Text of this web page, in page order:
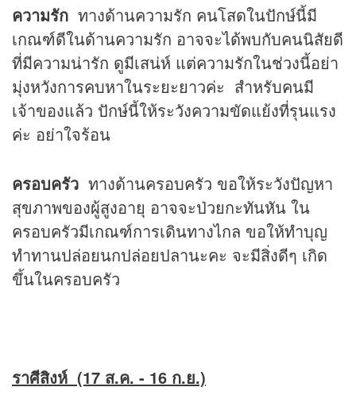
ความรัก ทางด้านความรัก คนโสดในปักษ์นี้มี
เกณฑ์ดีในด้านความรัก อาจจะได้พบกับคนนิสัยดี
ที่มีความน่ารัก ดูมีเสน่ห์ แต่ความรักในช่วงนี้อย่า
มุ่งหวังการคบหาในระยะยาวค่ะ สำหรับคนมี
เจ้าของแล้ว ปักษ์นี้ให้ระวังความขัดแย้งที่รุนแรง
ค่ะ อย่าใจร้อน
ครอบครัว ทางด้านครอบครัว ขอให้ระวังปัญหา
สุขภาพของผู้สูงอายุ อาจจะป่วยกะทันหัน ใน
ครอบครัวมีเกณฑ์การเดินทางไกล ขอให้ทำบุญ
ทำทานปล่อยนกปล่อยปลานะคะ จะมีสิ่งดีๆ เกิด
ขึ้นในครอบครัว
ราศีสิงห์ (17 ส.ค. - 16 ก.ย.)